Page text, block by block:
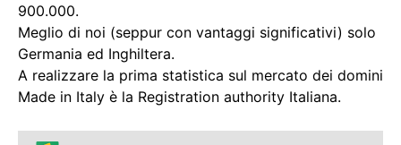
900.000.
Meglio di noi (seppur con vantaggi significativi) solo
Germania ed Inghiltera.
A realizzare la prima statistica sul mercato dei domini
Made in Italy è la Registration authority Italiana.